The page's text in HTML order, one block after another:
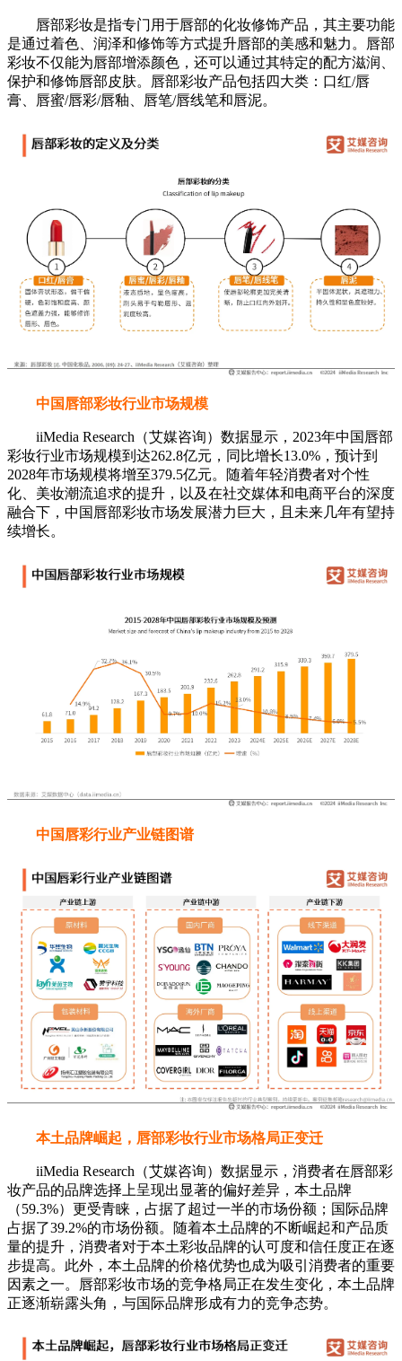
唇部彩妆是指专门用于唇部的化妆修饰产品，其主要功能
是通过着色、润泽和修饰等方式提升唇部的美感和魅力。唇部
彩妆不仅能为唇部增添颜色，还可以通过其特定的配方滋润、
保护和修饰唇部皮肤。唇部彩妆产品包括四大类：口红/唇
膏、唇蜜/唇彩/唇釉、唇笔/唇线笔和唇泥。
中国唇部彩妆行业市场规模
iiMedia Research（艾媒咨询）数据显示，2023年中国唇部
彩妆行业市场规模到达262.8亿元，同比增长13.0%，预计到
2028年市场规模将增至379.5亿元。随着年轻消费者对个性
化、美妆潮流追求的提升，以及在社交媒体和电商平台的深度
融合下，中国唇部彩妆市场发展潜力巨大，且未来几年有望持
续增长。
中国唇彩行业产业链图谱
本土品牌崛起，唇部彩妆行业市场格局正变迁
iiMedia Research（艾媒咨询）数据显示，消费者在唇部彩
妆产品的品牌选择上呈现出显著的偏好差异，本土品牌
（59.3%）更受青睐，占据了超过一半的市场份额；国际品牌
占据了39.2%的市场份额。随着本土品牌的不断崛起和产品质
量的提升，消费者对于本土彩妆品牌的认可度和信任度正在逐
步提高。此外，本土品牌的价格优势也成为吸引消费者的重要
因素之一。唇部彩妆市场的竞争格局正在发生变化，本土品牌
正逐渐崭露头角，与国际品牌形成有力的竞争态势。